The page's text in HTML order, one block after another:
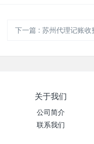
下一篇 :苏州代理记账收
关于我们
公司简介
联系我们